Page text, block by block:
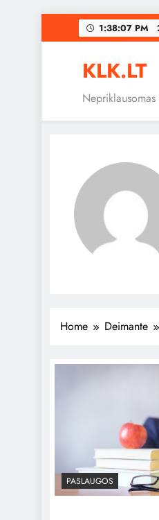
to
1:38:08 PM
KLK.LT
Home Deimante
PASLAUGOS